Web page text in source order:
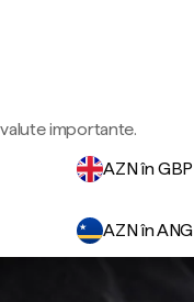
importante.
AZN în GBP
AZN în ANG